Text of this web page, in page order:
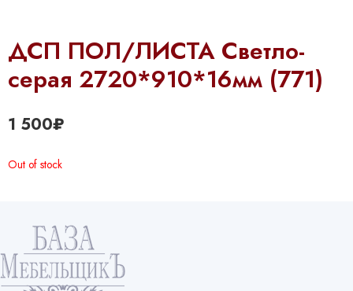
ДСП ПОЛ/ЛИСТА Светло-
серая 2720*910*16мм (771)
1 500₽
Out of stock